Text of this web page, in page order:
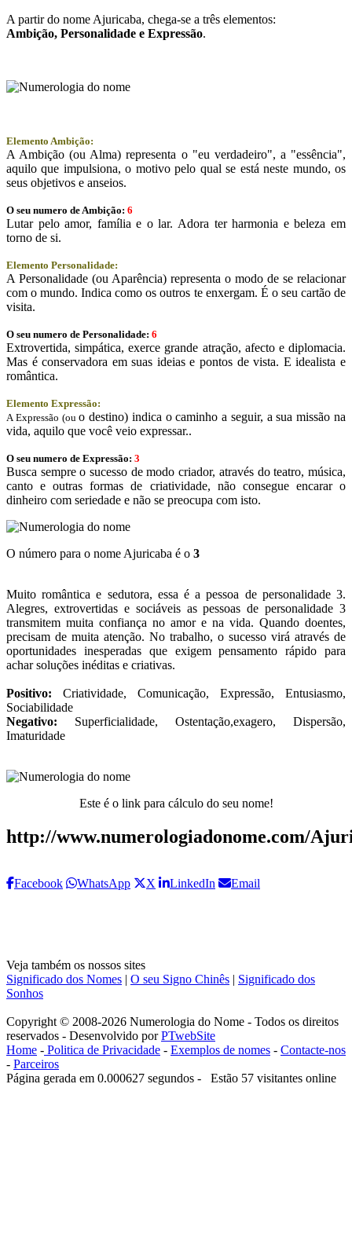
A partir do nome Ajuricaba, chega-se a três elementos:
Ambição, Personalidade e Expressão.
Elemento Ambição:
A Ambição (ou Alma) representa o "eu verdadeiro", a "essência",
aquilo que impulsiona, o motivo pelo qual se está neste mundo, os
seus objetivos e anseios.
O seu numero de Ambição: 6
Lutar pelo amor, família e o lar. Adora ter harmonia e beleza em
torno de si.
Elemento Personalidade:
A Personalidade (ou Aparência) representa o modo de se relacionar
com o mundo. Indica como os outros te enxergam. É o seu cartão de
visita.
O seu numero de Personalidade: 6
Extrovertida, simpática, exerce grande atração, afecto e diplomacia.
Mas é conservadora em suas ideias e pontos de vista. E idealista e
romântica.
Elemento Expressão:
A Expressão (ouo destino) indica o caminho a seguir, a sua missão na
vida, aquilo que você veio expressar..
O seu numero de Expressão: 3
Busca sempre o sucesso de modo criador, através do teatro, música,
canto e outras formas de criatividade, não consegue encarar o
dinheiro com seriedade e não se preocupa com isto.
O número para o nome Ajuricaba é o 3
Muito romântica e sedutora, essa é a pessoa de personalidade 3.
Alegres, extrovertidas e sociáveis as pessoas de personalidade 3
transmitem muita confiança no amor e na vida. Quando doentes,
precisam de muita atenção. No trabalho, o sucesso virá através de
oportunidades inesperadas que exigem pensamento rápido para
achar soluções inéditas e criativas.
Positivo: Criatividade, Comunicação, Expressão, Entusiasmo,
Sociabilidade
Negativo: Superficialidade, Ostentação,exagero, Dispersão,
Imaturidade
Este é o link para cálculo do seu nome!
http://www.numerologiadonome.com/
Facebook WhatsApp X LinkedIn Email
Veja também os nossos sites
Significado dos Nomes
O seu Signo Chinês
Significado dos
Sonhos
Copyright © 2008-2026 Numerologia do Nome - Todos os direitos
reservados - Desenvolvido porPTwebSite
Home - Politica de Privacidade - Exemplos de nomes - Contacte-nos
- Parceiros
Página gerada em 0.000627 segundos - Estão 57 visitantes online